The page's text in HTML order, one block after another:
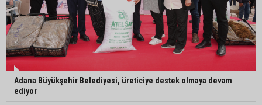
Adana Büyükşehir Belediyesi, üreticiye destek olmaya devam
ediyor